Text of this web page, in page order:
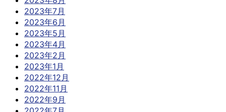
2023年7月
2023年6月
2023年5月
2023年4月
2023年2月
2023年1月
2022年12月
2022年11月
2022年9月